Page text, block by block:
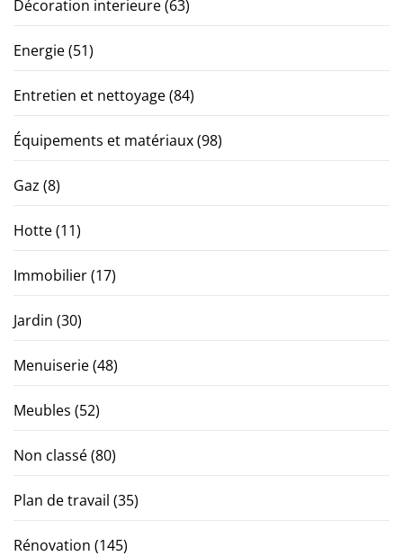
Décoration interieure(63)
Energie(51)
Entretien et nettoyage(84)
Équipements et matériaux(98)
Gaz (8)
Hotte(11)
Immobilier(17)
Jardin (30)
Menuiserie(48)
Meubles (52)
Non classé(80)
Plan de travail (35)
Rénovation (145)